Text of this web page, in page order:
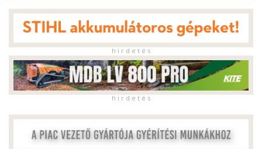
h i r d e t é s
h i r d e t é s